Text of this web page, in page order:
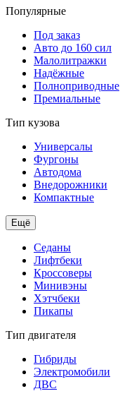
Популярные
Под заказ
Авто до 160 сил
Малолитражки
Надёжные
Полноприводные
Премиальные
Тип кузова
Универсалы
Фургоны
Автодома
Внедорожники
Компактные
Ещё
Седаны
Лифтбеки
Кроссоверы
Минивэны
Хэтчбеки
Пикапы
Тип двигателя
Гибриды
Электромобили
ДВС